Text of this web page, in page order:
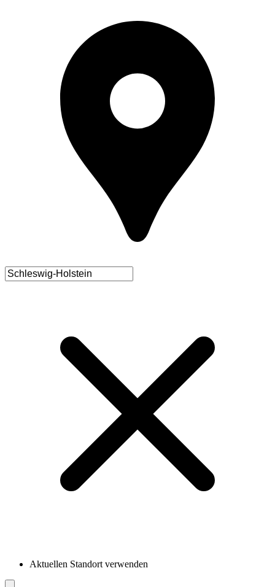
Aktuellen Standort verwenden